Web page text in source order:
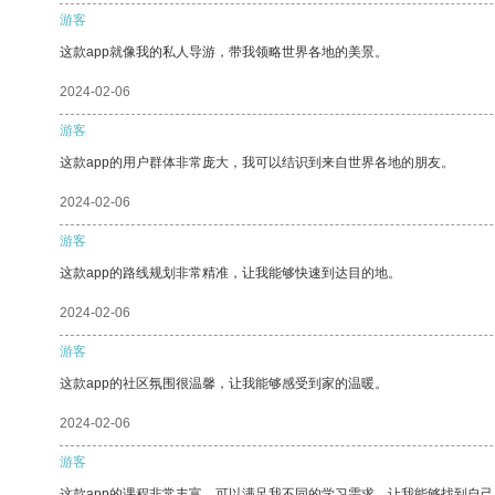
游客
这款app就像我的私人导游，带我领略世界各地的美景。
2024-02-06
游客
这款app的用户群体非常庞大，我可以结识到来自世界各地的朋友。
2024-02-06
游客
这款app的路线规划非常精准，让我能够快速到达目的地。
2024-02-06
游客
这款app的社区氛围很温馨，让我能够感受到家的温暖。
2024-02-06
游客